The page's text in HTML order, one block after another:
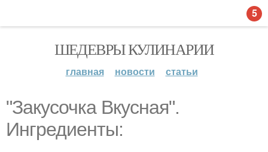
ШЕДЕВРЫ КУЛИНАРИИ
главная новости статьи
"Закусочка Вкусная".
Ингредиенты:
5